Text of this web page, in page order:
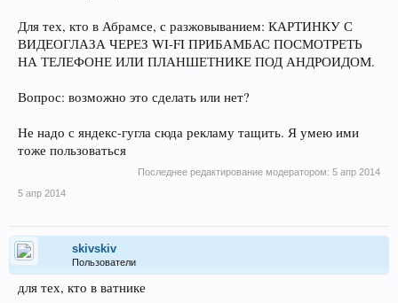
Для тех, кто в Абрамсе, с разжовыванием: КАРТИНКУ С
ВИДЕОГЛАЗА ЧЕРЕЗ WI-FI ПРИБАМБАС ПОСМОТРЕТЬ
НА ТЕЛЕФОНЕ ИЛИ ПЛАНШЕТНИКЕ ПОД АНДРОИДОМ.
Вопрос: возможно это сделать или нет?
Не надо с яндекс-гугла сюда рекламу тащить. Я умею ими
тоже пользоваться
Последнее редактирование модератором: 5 апр 2014
5 апр 2014
skivskiv
Пользователи
для тех, кто в ватнике